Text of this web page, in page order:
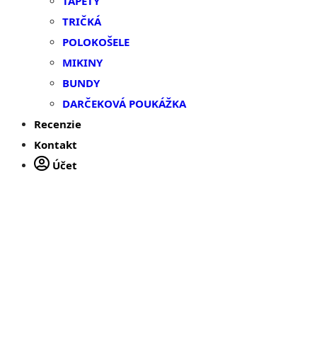
TRIČKÁ
POLOKOŠELE
MIKINY
BUNDY
DARČEKOVÁ POUKÁŽKA
Recenzie
Kontakt
Účet